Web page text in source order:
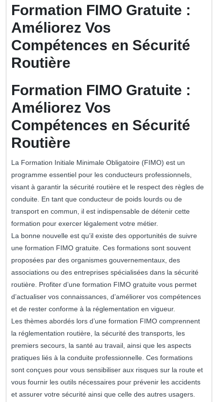
Formation FIMO Gratuite :
Améliorez Vos
Compétences en Sécurité
Routière
Formation FIMO Gratuite :
Améliorez Vos
Compétences en Sécurité
Routière
La Formation Initiale Minimale Obligatoire (FIMO) est un
programme essentiel pour les conducteurs professionnels,
visant à garantir la sécurité routière et le respect des règles de
conduite. En tant que conducteur de poids lourds ou de
transport en commun, il est indispensable de détenir cette
formation pour exercer légalement votre métier.
La bonne nouvelle est qu’il existe des opportunités de suivre
une formation FIMO gratuite. Ces formations sont souvent
proposées par des organismes gouvernementaux, des
associations ou des entreprises spécialisées dans la sécurité
routière. Profiter d’une formation FIMO gratuite vous permet
d’actualiser vos connaissances, d’améliorer vos compétences
et de rester conforme à la réglementation en vigueur.
Les thèmes abordés lors d’une formation FIMO comprennent
la réglementation routière, la sécurité des transports, les
premiers secours, la santé au travail, ainsi que les aspects
pratiques liés à la conduite professionnelle. Ces formations
sont conçues pour vous sensibiliser aux risques sur la route et
vous fournir les outils nécessaires pour prévenir les accidents
et assurer votre sécurité ainsi que celle des autres usagers.